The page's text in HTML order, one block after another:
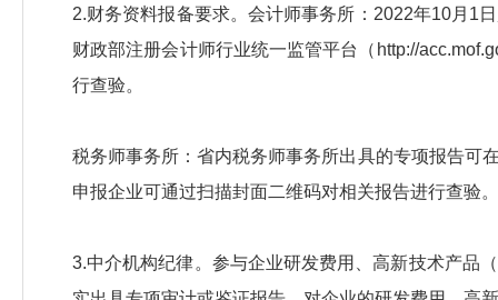
2.财务资料报备要求。会计师事务所：2022年10月1
财政部注册会计师行业统一监管平台（http://
行查验。
税务师事务所：省内税务师事务所出具的专项报告
申报企业可通过扫描封面二维码对相关报告进行查验。
3.中介机构纪律。参与企业研发费用、高新技术产品